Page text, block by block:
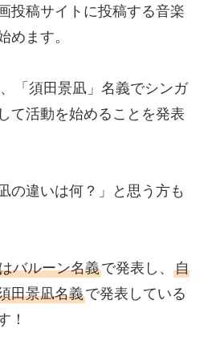
投稿サイトに投稿する音楽
めます。
「須田景凪」名義でシンガ
て活動を始めることを発表
の違いは何？」と思う方も
バルーン名義で発表し、 自
田景凪名義で発表している
！